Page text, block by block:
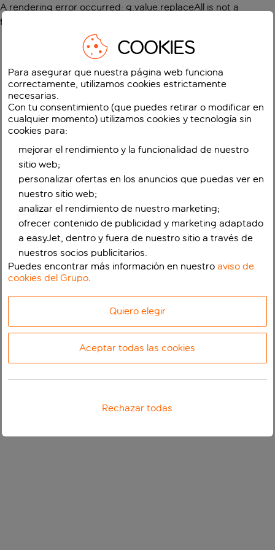
A rendering error occurred: g.value.replaceAll is not a
function
COOKIES
Para asegurar que nuestra página web funciona
correctamente, utilizamos cookies estrictamente
necesarias.
Con tu consentimiento (que puedes retirar o modificar en
cualquier momento) utilizamos cookies y tecnología sin
cookies para:
mejorar el rendimiento y la funcionalidad de nuestro
sitio web;
personalizar ofertas en los anuncios que puedas ver en
nuestro sitio web;
analizar el rendimiento de nuestro marketing;
ofrecer contenido de publicidad y marketing adaptado
a easyJet, dentro y fuera de nuestro sitio a través de
nuestros socios publicitarios.
Puedes encontrar más información en nuestroaviso de
cookies del Grupo.
Quiero elegir
Aceptar todas las cookies
Rechazar todas